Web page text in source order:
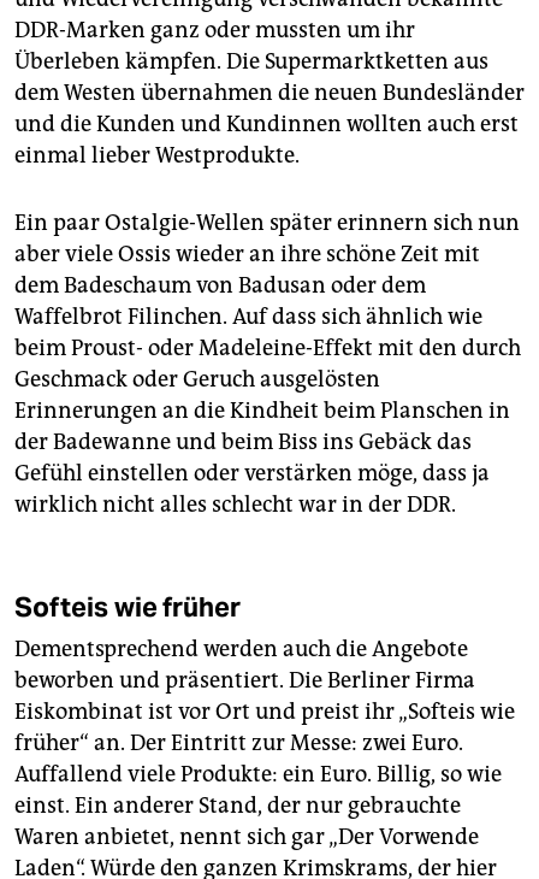
DDR-Marken ganz oder mussten um ihr
Überleben kämpfen. Die Supermarktketten aus
dem Westen übernahmen die neuen Bundesländer
und die Kunden und Kundinnen wollten auch erst
einmal lieber Westprodukte.
Ein paar Ostalgie-Wellen später erinnern sich nun
aber viele Ossis wieder an ihre schöne Zeit mit
dem Badeschaum von Badusan oder dem
Waffelbrot Filinchen. Auf dass sich ähnlich wie
beim Proust- oder Madeleine-Effekt mit den durch
Geschmack oder Geruch ausgelösten
Erinnerungen an die Kindheit beim Planschen in
der Badewanne und beim Biss ins Gebäck das
Gefühl einstellen oder verstärken möge, dass ja
wirklich nicht alles schlecht war in der DDR.
Softeis wie früher
Dementsprechend werden auch die Angebote
beworben und präsentiert. Die Berliner Firma
Eiskombinat ist vor Ort und preist ihr „Softeis wie
früher“ an. Der Eintritt zur Messe: zwei Euro.
Auffallend viele Produkte: ein Euro. Billig, so wie
einst. Ein anderer Stand, der nur gebrauchte
Waren anbietet, nennt sich gar „Der Vorwende
Laden“. Würde den ganzen Krimskrams, der hier